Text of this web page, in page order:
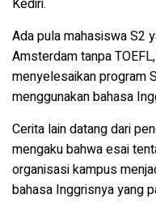
Ada pula mahasiswa S2
Amsterdam tanpa
menyelesaikan program
menggunakan bahasa
Cerita lain datang dari
mengaku bahwa esai
organisasi kampus
bahasa Inggrisnya yang